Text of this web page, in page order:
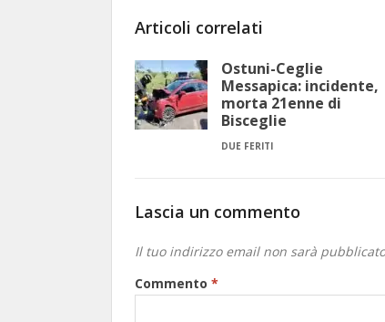
Articoli correlati
Ostuni-Ceglie
Messapica: incidente,
morta 21enne di
Bisceglie
DUE FERITI
Lascia un commento
Il tuo indirizzo email non sarà
Commento *